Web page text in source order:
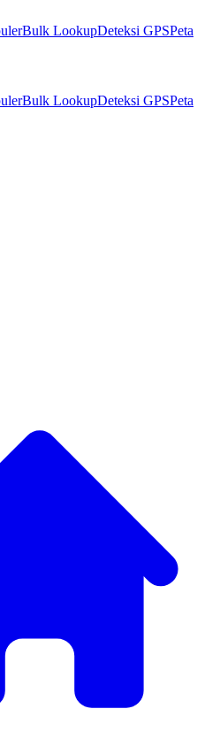
Bulk LookupDeteksi GPSPeta
Bulk LookupDeteksi GPSPeta